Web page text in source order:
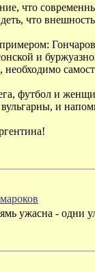
что
что
и
футбол и
и
ужасна - одни